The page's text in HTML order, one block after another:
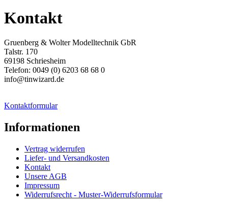
Kontakt
Gruenberg & Wolter Modelltechnik GbR
Talstr. 170
69198 Schriesheim
Telefon: 0049 (0) 6203 68 68 0
info@tinwizard.de
Kontaktformular
Informationen
Vertrag widerrufen
Liefer- und Versandkosten
Kontakt
Unsere AGB
Impressum
Widerrufsrecht - Muster-Widerrufsformular